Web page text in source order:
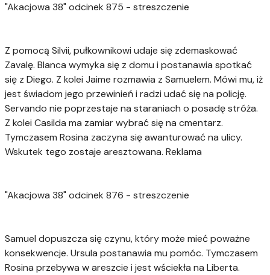
"Akacjowa 38" odcinek 875 - streszczenie
Z pomocą Silvii, pułkownikowi udaje się zdemaskować
Zavalę. Blanca wymyka się z domu i postanawia spotkać
się z Diego. Z kolei Jaime rozmawia z Samuelem. Mówi mu, iż
jest świadom jego przewinień i radzi udać się na policję.
Servando nie poprzestaje na staraniach o posadę stróża.
Z kolei Casilda ma zamiar wybrać się na cmentarz.
Tymczasem Rosina zaczyna się awanturować na ulicy.
Wskutek tego zostaje aresztowana. Reklama
"Akacjowa 38" odcinek 876 - streszczenie
Samuel dopuszcza się czynu, który może mieć poważne
konsekwencje. Ursula postanawia mu pomóc. Tymczasem
Rosina przebywa w areszcie i jest wściekła na Liberta.